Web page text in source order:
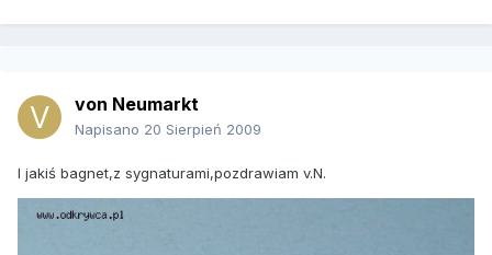
von Neumarkt
Napisano 20 Sierpień 2009
I jakiś bagnet,z sygnaturami,pozdrawiam v.N.